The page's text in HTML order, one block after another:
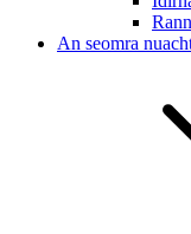
An seomra